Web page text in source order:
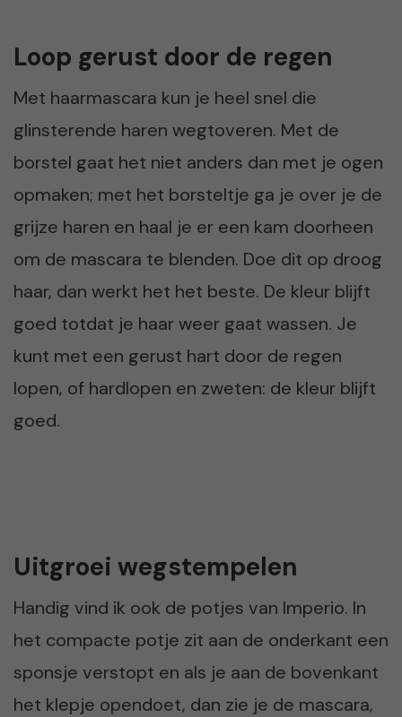
Loop gerust door de regen
Met haarmascara kun je heel snel die
glinsterende haren wegtoveren. Met de
borstel gaat het niet anders dan met je ogen
opmaken; met het borsteltje ga je over je de
grijze haren en haal je er een kam doorheen
om de mascara te blenden. Doe dit op droog
haar, dan werkt het het beste. De kleur blijft
goed totdat je haar weer gaat wassen. Je
kunt met een gerust hart door de regen
lopen, of hardlopen en zweten: de kleur blijft
goed.
Uitgroei wegstempelen
Handig vind ik ook de potjes van Imperio. In
het compacte potje zit aan de onderkant een
sponsje verstopt en als je aan de bovenkant
het klepje opendoet, dan zie je de mascara,